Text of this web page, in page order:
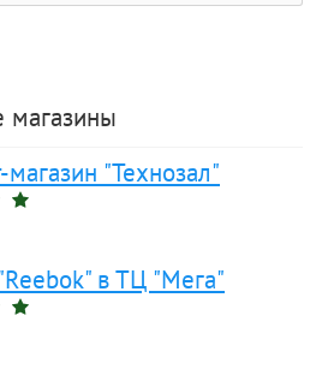
магазины
магазин "Технозал"
в ТЦ "Мега"